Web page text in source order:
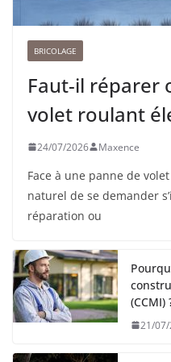
BRICOLAGE
Faut-il réparer
volet roulant
24/07/2026 Maxence
Face à une panne de
naturel de se demander
réparation ou
(CCMI)
21/